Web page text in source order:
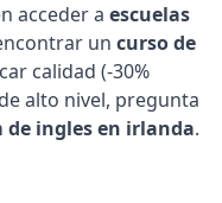
acceder a escuelas
un curso de
calidad (-30%
alto nivel, pregunta
de ingles en irlanda.